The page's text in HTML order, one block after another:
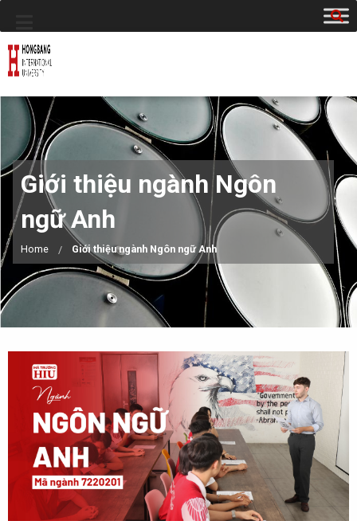
Giới thiệu ngành Ngôn
ngữ Anh
Home Giới thiệu ngành Ngôn ngữ Anh